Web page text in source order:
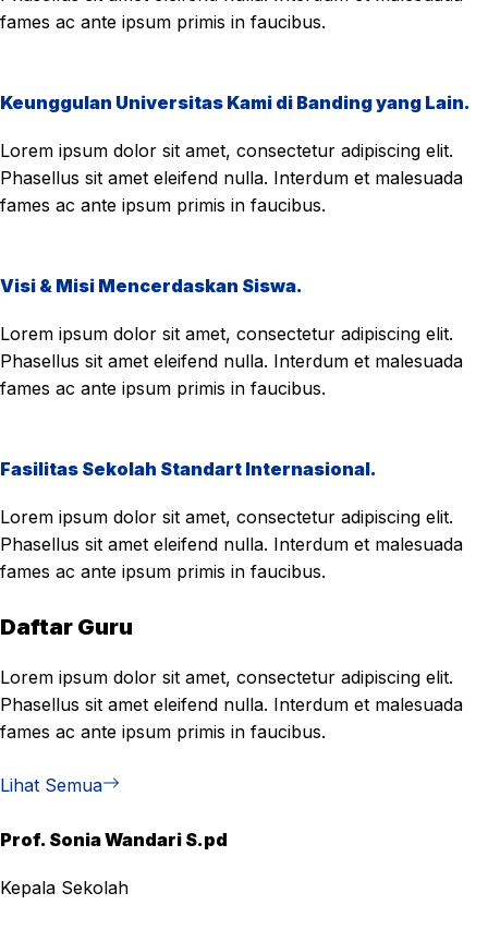
fames ac ante ipsum primis in faucibus.
Keunggulan Universitas Kami di Banding yang Lain.
Lorem ipsum dolor sit amet, consectetur adipiscing elit.
Phasellus sit amet eleifend nulla. Interdum et malesuada
fames ac ante ipsum primis in faucibus.
Visi & Misi Mencerdaskan Siswa.
Lorem ipsum dolor sit amet, consectetur adipiscing elit.
Phasellus sit amet eleifend nulla. Interdum et malesuada
fames ac ante ipsum primis in faucibus.
Fasilitas Sekolah Standart Internasional.
Lorem ipsum dolor sit amet, consectetur adipiscing elit.
Phasellus sit amet eleifend nulla. Interdum et malesuada
fames ac ante ipsum primis in faucibus.
Daftar Guru
Lorem ipsum dolor sit amet, consectetur adipiscing elit.
Phasellus sit amet eleifend nulla. Interdum et malesuada
fames ac ante ipsum primis in faucibus.
Lihat Semua
Prof. Sonia Wandari S.pd
Kepala Sekolah